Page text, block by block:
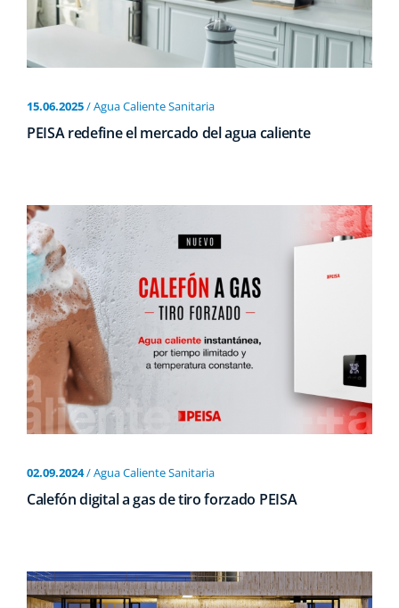
15.06.2025/ Agua Caliente Sanitaria
PEISA redefine el mercado del agua caliente
02.09.2024/ Agua Caliente Sanitaria
Calefón digital a gas de tiro forzado PEISA